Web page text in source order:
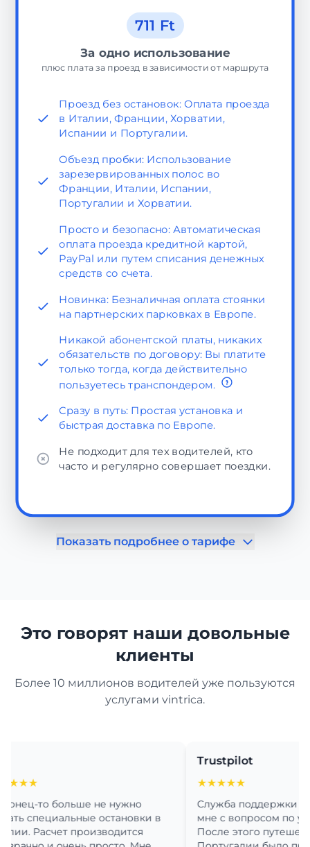
711 Ft
За одно использование
плюс плата за проезд в зависимости от маршрута
Проезд без остановок: Оплата проезда
в Италии, Франции, Хорватии,
Испании и Португалии.
Объезд пробки: Использование
зарезервированных полос во
Франции, Италии, Испании,
Португалии и Хорватии.
Просто и безопасно: Автоматическая
оплата проезда кредитной картой,
PayPal или путем списания денежных
средств со счета.
Новинка: Безналичная оплата стоянки
на партнерских парковках в Европе.
Никакой абонентской платы, никаких
обязательств по договору: Вы платите
только тогда, когда действительно
пользуетесь транспондером.
Сразу в путь: Простая установка и
быстрая доставка по Европе.
Не подходит для тех водителей, кто
часто и регулярно совершает поездки.
Показать подробнее о тарифе
Это говорят наши довольные
клиенты
Более 10 миллионов водителей уже пользуются
услугами vintrica.
то больше не нужно
остановки в
Расчет производится
Trustpilot
★★★★★
Служба поддержки очень
мне с вопросом по
После этого путешествие